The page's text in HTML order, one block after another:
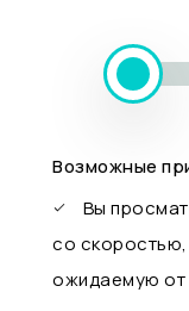
Возможные
Вы
со
ожидаемую от